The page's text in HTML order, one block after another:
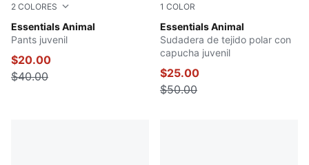
2 COLORES
Essentials Animal
RUBY SHIMMER
Pants juvenil
$20.00
$40.00
1 COLOR
Essentials Animal
RUBY SHIMMER
Sudadera de tejido polar con
capucha juvenil
$25.00
$50.00